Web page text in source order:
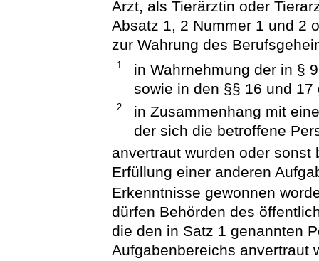
Arzt, als Tierärztin oder
Absatz 1, 2 Nummer 1 und 2
zur Wahrung des
1.
in Wahrnehmung der in §
sowie in den §§ 16 und
2.
in Zusammenhang mit
der sich die betroffene
anvertraut wurden oder
Erfüllung einer anderen
Erkenntnisse gewonnen
dürfen Behörden des
die den in Satz 1 genannten
Aufgabenbereichs anvertraut